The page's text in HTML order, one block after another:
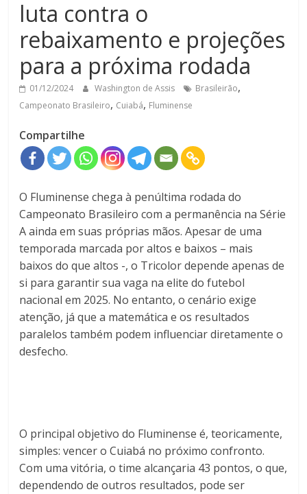
luta contra o
rebaixamento e projeções
para a próxima rodada
01/12/2024 Washington de Assis Brasileirão,
Campeonato Brasileiro, Cuiabá, Fluminense
Compartilhe
O Fluminense chega à penúltima rodada do
Campeonato Brasileiro com a permanência na Série
A ainda em suas próprias mãos. Apesar de uma
temporada marcada por altos e baixos – mais
baixos do que altos -, o Tricolor depende apenas de
si para garantir sua vaga na elite do futebol
nacional em 2025. No entanto, o cenário exige
atenção, já que a matemática e os resultados
paralelos também podem influenciar diretamente o
desfecho.
O principal objetivo do Fluminense é, teoricamente,
simples: vencer o Cuiabá no próximo confronto.
Com uma vitória, o time alcançaria 43 pontos, o que,
dependendo de outros resultados, pode ser